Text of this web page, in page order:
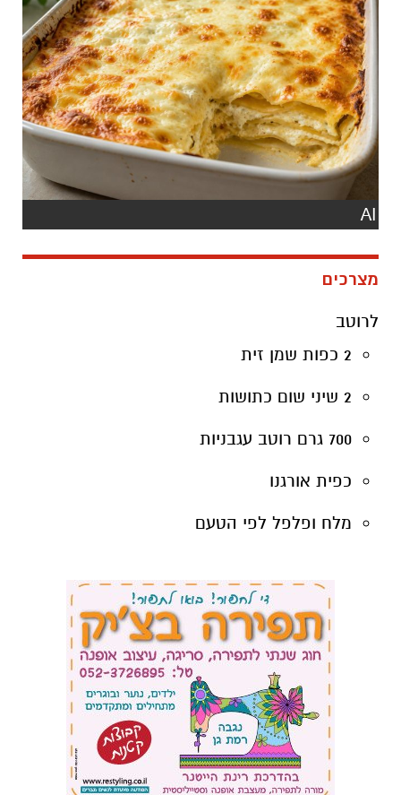
AI
מצרכים
לרוטב
2 כפות שמן זית
2 שיני שום כתושות
700 גרם רוטב עגבניות
כפית אורגנו
מלח ופלפל לפי הטעם